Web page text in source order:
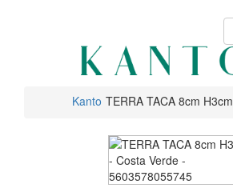
Kanto TERRA TACA 8cm H3cm